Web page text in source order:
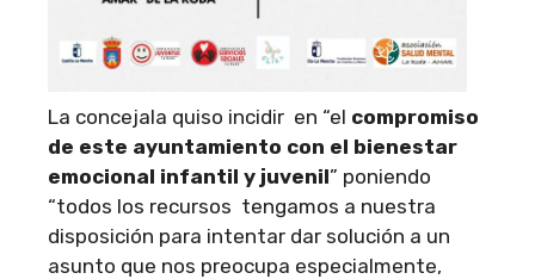
La concejala quiso incidir en “el compromiso
de este ayuntamiento con el bienestar
emocional infantil y juvenil” poniendo
“todos los recursos tengamos a nuestra
disposición para intentar dar solución a un
asunto que nos preocupa especialmente,